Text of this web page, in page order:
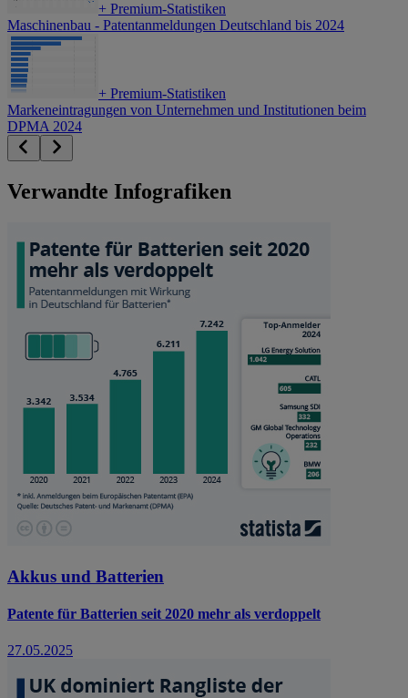
+ Premium-Statistiken
Maschinenbau - Patentanmeldungen Deutschland bis 2024
+ Premium-Statistiken
Markeneintragungen von Unternehmen und Institutionen beim
DPMA 2024
Verwandte Infografiken
Akkus und Batterien
Patente für Batterien seit 2020 mehr als verdoppelt
27.05.2025